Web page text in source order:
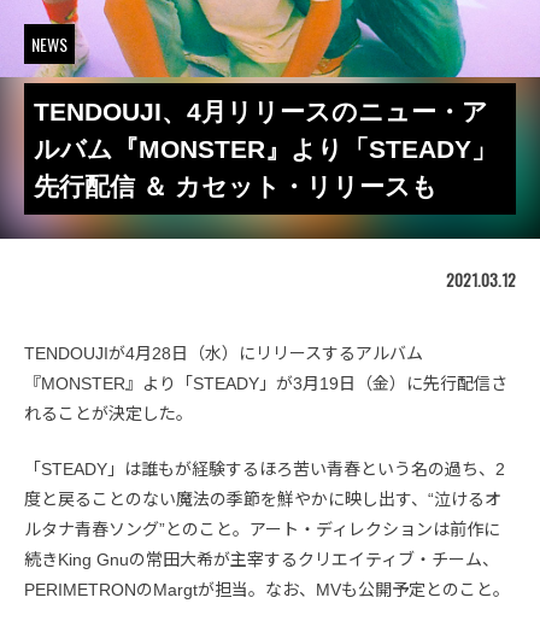
NEWS
TENDOUJI、4月リリースのニュー・ア
ルバム『MONSTER』より「STEADY」
先行配信 ＆ カセット・リリースも
2021.03.12
TENDOUJIが4月28日（水）にリリースするアルバム
『MONSTER』より「STEADY」が3月19日（金）に先行配信さ
れることが決定した。
「STEADY」は誰もが経験するほろ苦い青春という名の過ち、2
度と戻ることのない魔法の季節を鮮やかに映し出す、“泣けるオ
ルタナ青春ソング”とのこと。アート・ディレクションは前作に
続きKing Gnuの常田大希が主宰するクリエイティブ・チーム、
PERIMETRONのMargtが担当。なお、MVも公開予定とのこと。